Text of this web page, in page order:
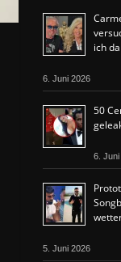
ich
6. Juni 2026
50
6. Juni
5. Juni 2026